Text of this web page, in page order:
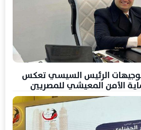
توجيهات الرئيس السيسي تعكس
الأمن المعيشي للمصريين